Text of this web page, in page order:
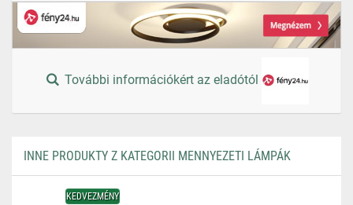
További információkért az eladótól
INNE PRODUKTY Z KATEGORII MENNYEZETI LÁMPÁK
KEDVEZMÉNY